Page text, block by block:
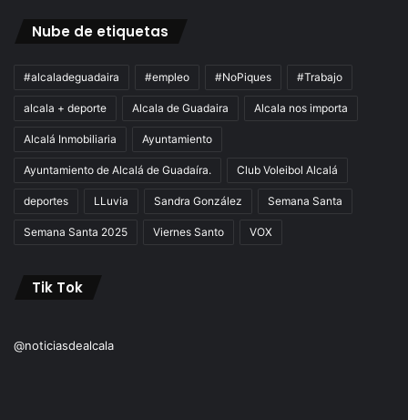
Nube de etiquetas
#alcaladeguadaira #empleo #NoPiques #Trabajo
alcala + deporte Alcala de Guadaira Alcala nos importa
Alcalá Inmobiliaria Ayuntamiento
Ayuntamiento de Alcalá de Guadaíra. Club Voleibol Alcalá
deportes LLuvia Sandra González Semana Santa
Semana Santa 2025 Viernes Santo VOX
Tik Tok
@noticiasdealcala